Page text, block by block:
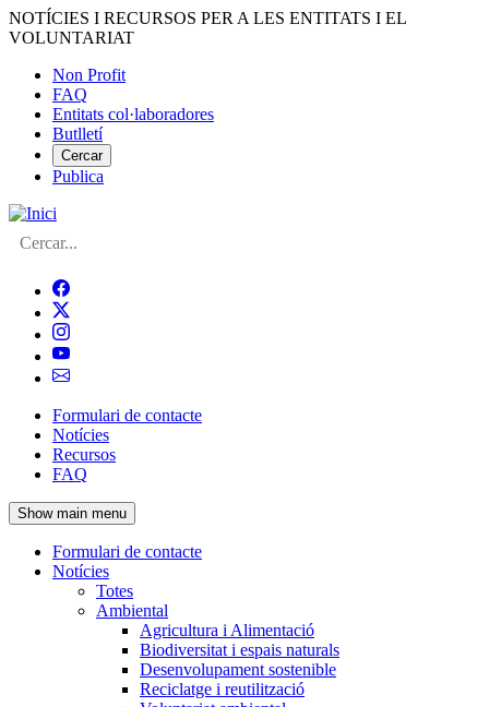
Vés
al
NOTÍCIES I RECURSOS PER A LES ENTITATS I EL
VOLUNTARIAT
Menú
del
compte
d'usuari
Non Profit
FAQ
Entitats col·laboradores
Butlletí
Cercar
Publica
Cerca
Navegació
principal
de
l'encapçalament
Formulari de contacte
Notícies
Recursos
FAQ
Show main menu
Navegació
principal
Formulari de contacte
Notícies
Totes
Ambiental
Agricultura i Alimentació
Biodiversitat i espais naturals
Desenvolupament sostenible
Reciclatge i reutilització